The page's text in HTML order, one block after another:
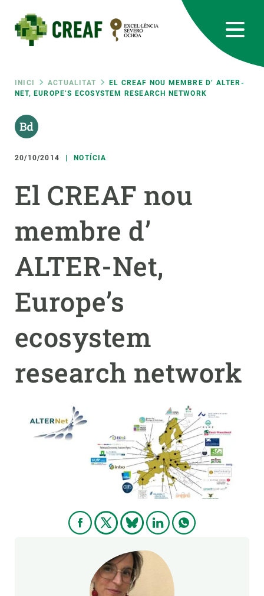
contingut
Fil
d'ariadna
INICI ACTUALITAT
EL CREAF NOU MEMBRE D’ ALTER-
NET, EUROPE’S ECOSYSTEM RESEARCH NETWORK
20/10/2014 NOTÍCIA
El CREAF nou
membre d’
ALTER-Net,
Europe’s
ecosystem
research network
RRSS
Featured
responsive
INTRANET
Responsive
menu
CIÈNCIA EN ACCIÓ
UNEIX-TE A NOSALTRES
PARTICIPA
NOTÍCIES I AGENDA